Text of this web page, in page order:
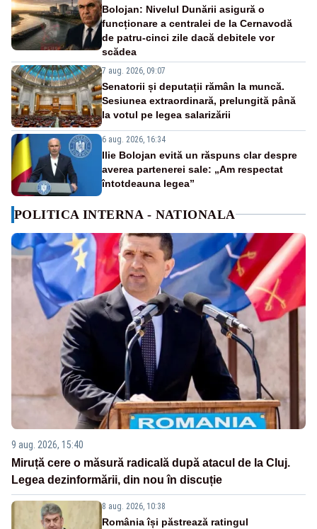
Bolojan: Nivelul Dunării asigură o
funcționare a centralei de la Cernavodă
de patru-cinci zile dacă debitele vor
scădea
7 aug. 2026, 09:07
Senatorii și deputații rămân la muncă.
Sesiunea extraordinară, prelungită până
la votul pe legea salarizării
6 aug. 2026, 16:34
Ilie Bolojan evită un răspuns clar despre
averea partenerei sale: „Am respectat
întotdeauna legea”
POLITICA INTERNA - NATIONALA
9 aug. 2026, 15:40
Miruță cere o măsură radicală după atacul de la Cluj.
Legea dezinformării, din nou în discuție
8 aug. 2026, 10:38
România își păstrează ratingul